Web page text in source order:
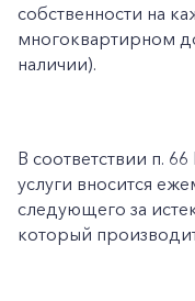
собственности на
многоквартирном
наличии).
В соответствии п.
услуги вносится
следующего за
который